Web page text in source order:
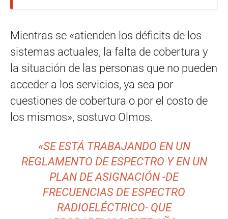
Mientras se «atienden los déficits de los
sistemas actuales, la falta de cobertura y
la situación de las personas que no pueden
acceder a los servicios, ya sea por
cuestiones de cobertura o por el costo de
los mismos», sostuvo Olmos.
«SE ESTÁ TRABAJANDO EN UN
REGLAMENTO DE ESPECTRO Y EN UN
PLAN DE ASIGNACIÓN -DE
FRECUENCIAS DE ESPECTRO
RADIOELÉCTRICO- QUE